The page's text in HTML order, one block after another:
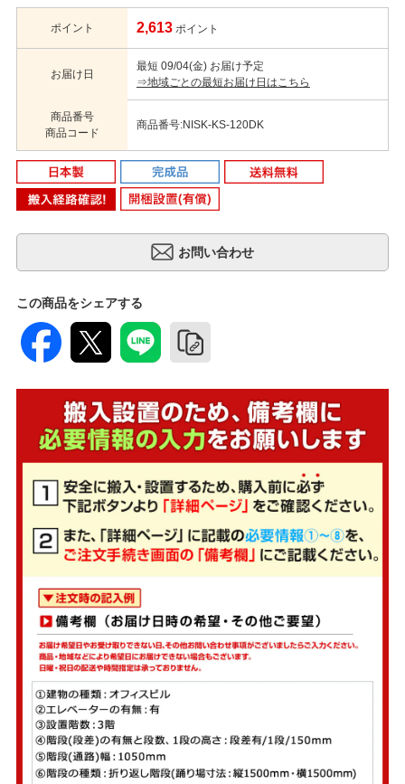
ポイント 2,613 ポイント
お届け日
最短 09/04(金) お届け予定
⇒地域ごとの最短お届け日はこちら
商品番号
商品コード
商品番号:NISK-KS-120DK
この商品をシェアする